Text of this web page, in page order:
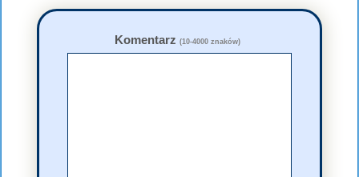
Komentarz (10-4000 znaków)